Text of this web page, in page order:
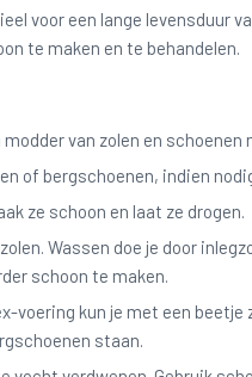
voor een lange levensduur
te maken en te behandelen.
van zolen en
of bergschoenen, indien
ze schoon en laat ze drogen.
Wassen doe je door
schoon te maken.
voering kun je met een
staan.